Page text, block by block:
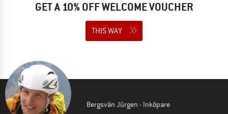
GET A 10% OFF WELCOME VOUCHER
THIS WAY
Bergsvän Jürgen - Inköpare